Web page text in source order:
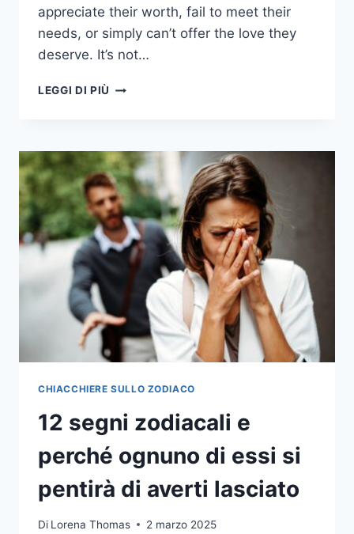
appreciate their worth, fail to meet their
needs, or simply can’t offer the love they
deserve. It’s not…
LEGGI DI PIÙ 6
CONTINUANO
A
INNAMORARSI
DEL
RAGAZZO
SBAGLIATO
CHIACCHIERE SULLO ZODIACO
12 segni zodiacali e
perché ognuno di essi si
pentirà di averti lasciato
Di Lorena Thomas 2 marzo 2025